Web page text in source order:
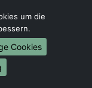
um die
Cookies